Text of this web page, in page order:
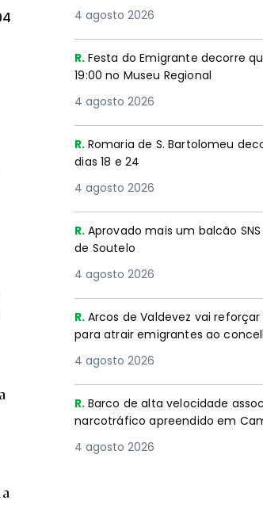
4 agosto 2026
R. Festa do Emigrante decorre
19:00 no Museu Regional
4 agosto 2026
R. Romaria de S. Bartolomeu
dias 18 e 24
4 agosto 2026
R. Aprovado mais um balcão
de Soutelo
4 agosto 2026
R. Arcos de Valdevez vai
para atrair emigrantes ao
4 agosto 2026
R. Barco de alta velocidade
narcotráfico apreendido em
4 agosto 2026